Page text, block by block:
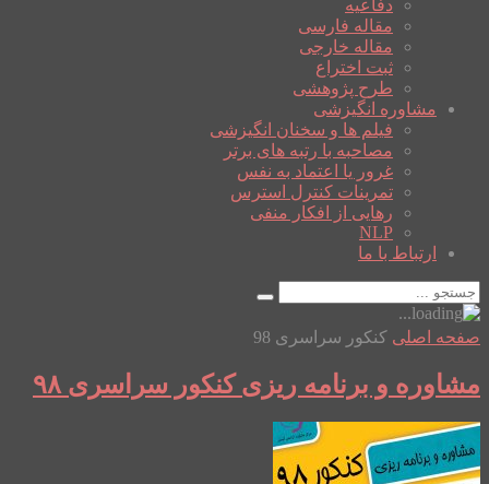
دفاعیه
مقاله فارسی
مقاله خارجی
ثبت اختراع
طرح پژوهشی
مشاوره انگیزشی
فیلم ها و سخنان انگیزشی
مصاحبه با رتبه های برتر
غرور یا اعتماد به نفس
تمرینات کنترل استرس
رهایی از افکار منفی
NLP
ارتباط با ما
صفحه اصلی کنکور سراسری 98
مشاوره و برنامه ریزی کنکور سراسری ۹۸